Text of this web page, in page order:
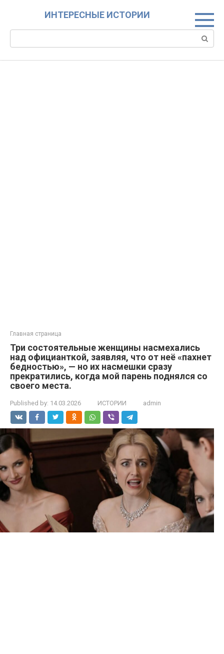
ИНТЕРЕСНЫЕ ИСТОРИИ
Главная страница
Три состоятельные женщины насмехались
над официанткой, заявляя, что от неё «пахнет
бедностью», — но их насмешки сразу
прекратились, когда мой парень поднялся со
своего места.
Published by: 14.03.2026 ИСТОРИИ admin